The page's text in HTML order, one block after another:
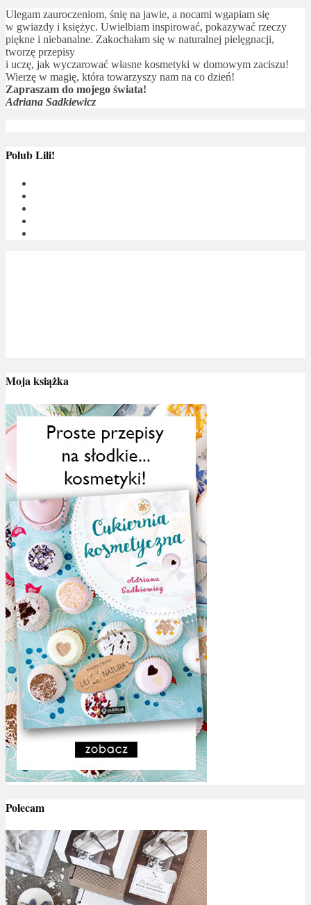
Ulegam zauroczeniom, śnię na jawie, a nocami wgapiam się
w gwiazdy i księżyc. Uwielbiam inspirować, pokazywać rzeczy
piękne i niebanalne. Zakochałam się w naturalnej pielęgnacji,
tworzę przepisy
i uczę, jak wyczarować własne kosmetyki w domowym zaciszu!
Wierzę w magię, która towarzyszy nam na co dzień!
Zapraszam do mojego świata!
Adriana Sadkiewicz
Polub Lili!
Moja książka
Polecam